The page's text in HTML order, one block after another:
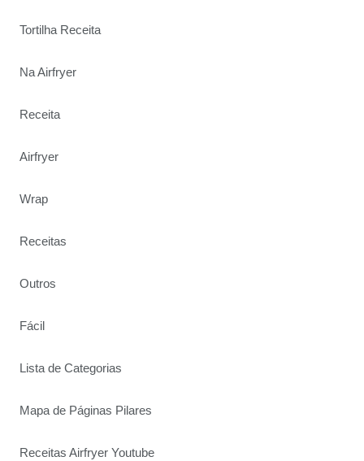
Tortilha Receita
Na Airfryer
Receita
Airfryer
Wrap
Receitas
Outros
Fácil
Lista de Categorias
Mapa de Páginas Pilares
Receitas Airfryer Youtube